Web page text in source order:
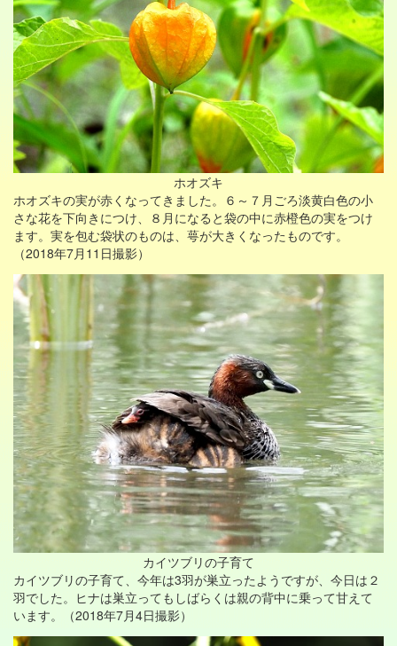
ホオズキ
ホオズキの実が赤くなってきました。６～７月ごろ淡黄白色の小
さな花を下向きにつけ、８月になると袋の中に赤橙色の実をつけ
ます。実を包む袋状のものは、萼が大きくなったものです。
（2018年7月11日撮影）
カイツブリの子育て
カイツブリの子育て、今年は3羽が巣立ったようですが、今日は２
羽でした。ヒナは巣立ってもしばらくは親の背中に乗って甘えて
います。（2018年7月4日撮影）